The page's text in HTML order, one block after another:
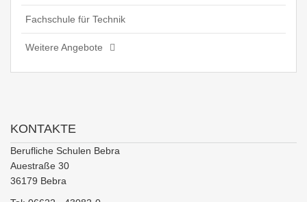
Fachschule für Technik
Weitere Angebote
KONTAKTE
Berufliche Schulen Bebra
Auestraße 30
36179 Bebra